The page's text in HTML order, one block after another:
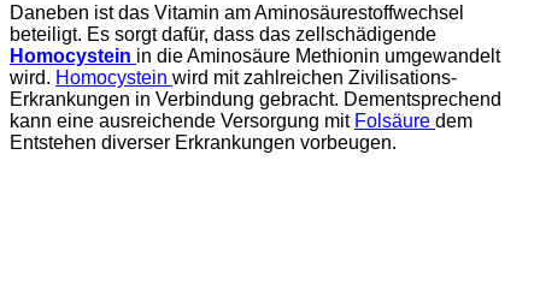
Daneben ist das Vitamin am Aminosäurestoffwechsel
beteiligt. Es sorgt dafür, dass das zellschädigende
Homocystein in die Aminosäure Methionin umgewandelt
wird. Homocystein wird mit zahlreichen Zivilisations-
Erkrankungen in Verbindung gebracht. Dementsprechend
kann eine ausreichende Versorgung mit Folsäure dem
Entstehen diverser Erkrankungen vorbeugen.